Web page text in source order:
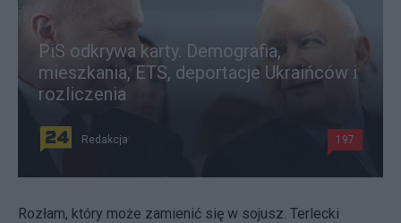
PiS odkrywa karty. Demografia,
mieszkania, ETS, deportacje Ukraińców i
rozliczenia
Redakcja 197
Rozłam, który może zamienić się w sojusz. Terlecki